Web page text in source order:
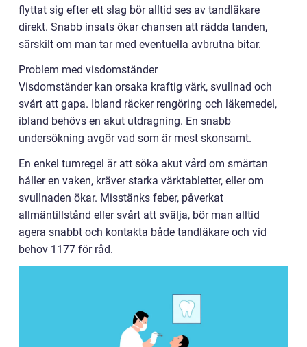
flyttat sig efter ett slag bör alltid ses av tandläkare
direkt. Snabb insats ökar chansen att rädda tanden,
särskilt om man tar med eventuella avbrutna bitar.
Problem med visdomständer
Visdomständer kan orsaka kraftig värk, svullnad och
svårt att gapa. Ibland räcker rengöring och läkemedel,
ibland behövs en akut utdragning. En snabb
undersökning avgör vad som är mest skonsamt.
En enkel tumregel är att söka akut vård om smärtan
håller en vaken, kräver starka värktabletter, eller om
svullnaden ökar. Misstänks feber, påverkat
allmäntillstånd eller svårt att svälja, bör man alltid
agera snabbt och kontakta både tandläkare och vid
behov 1177 för råd.